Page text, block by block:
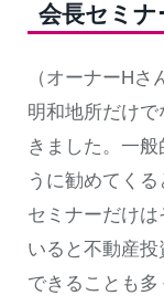
会長セミナ
（オーナーHさ
明和地所だけ
きました。一
うに勧めてく
セミナーだけ
いると不動産
できることも